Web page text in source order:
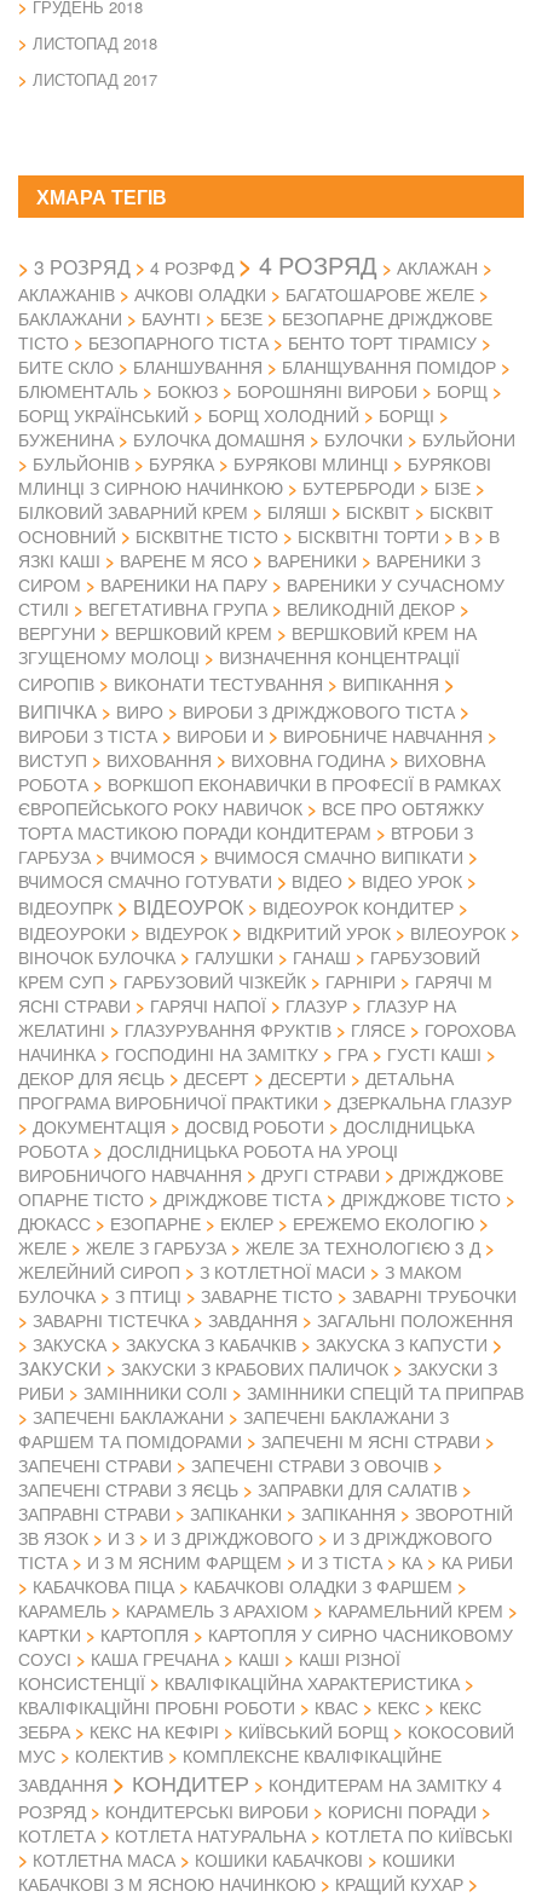
ГРУДЕНЬ 2018
ЛИСТОПАД 2018
ЛИСТОПАД 2017
ХМАРА ТЕГІВ
3 РОЗРЯД 4 РОЗРФД 4 РОЗРЯД
АКЛАЖАН
АКЛАЖАНІВ
АЧКОВІ ОЛАДКИ
БАГАТОШАРОВЕ ЖЕЛЕ
БАКЛАЖАНИ
БАУНТІ БЕЗЕ
БЕЗОПАРНЕ ДРІЖДЖОВЕ
ТІСТО
БЕЗОПАРНОГО ТІСТА
БЕНТО ТОРТ ТІРАМІСУ
БИТЕ СКЛО
БЛАНШУВАННЯ
БЛАНЩУВАННЯ ПОМІДОР
БЛЮМЕНТАЛЬ
БОКЮЗ БОРОШНЯНІ ВИРОБИ
БОРЩ
БОРЩ УКРАЇНСЬКИЙ
БОРЩ ХОЛОДНИЙ
БОРЩІ
БУЖЕНИНА
БУЛОЧКА ДОМАШНЯ БУЛОЧКИ
БУЛЬЙОНИ
БУЛЬЙОНІВ
БУРЯКА БУРЯКОВІ МЛИНЦІ
БУРЯКОВІ
МЛИНЦІ З СИРНОЮ НАЧИНКОЮ
БУТЕРБРОДИ
БІЗЕ
БІЛКОВИЙ ЗАВАРНИЙ КРЕМ
БІЛЯШІ БІСКВІТ
БІСКВІТ
ОСНОВНИЙ
БІСКВІТНЕ ТІСТО БІСКВІТНІ ТОРТИ В
В
ЯЗКІ КАШІ
ВАРЕНЕ М ЯСО ВАРЕНИКИ
ВАРЕНИКИ З
СИРОМ
ВАРЕНИКИ НА ПАРУ
ВАРЕНИКИ У СУЧАСНОМУ
СТИЛІ
ВЕГЕТАТИВНА ГРУПА
ВЕЛИКОДНІЙ ДЕКОР
ВЕРГУНИ
ВЕРШКОВИЙ КРЕМ
ВЕРШКОВИЙ КРЕМ НА
ЗГУЩЕНОМУ МОЛОЦІ
ВИЗНАЧЕННЯ КОНЦЕНТРАЦІЇ
СИРОПІВ
ВИКОНАТИ ТЕСТУВАННЯ ВИПІКАННЯ
ВИПІЧКА ВИРО
ВИРОБИ З ДРІЖДЖОВОГО ТІСТА
ВИРОБИ З ТІСТА
ВИРОБИ И
ВИРОБНИЧЕ НАВЧАННЯ
ВИСТУП
ВИХОВАННЯ ВИХОВНА ГОДИНА
ВИХОВНА
РОБОТА
ВОРКШОП ЕКОНАВИЧКИ В ПРОФЕСІЇ В РАМКАХ
ЄВРОПЕЙСЬКОГО РОКУ НАВИЧОК
ВСЕ ПРО ОБТЯЖКУ
ТОРТА МАСТИКОЮ ПОРАДИ КОНДИТЕРАМ
ВТРОБИ З
ГАРБУЗА
ВЧИМОСЯ
ВЧИМОСЯ СМАЧНО ВИПІКАТИ
ВЧИМОСЯ СМАЧНО ГОТУВАТИ
ВІДЕО
ВІДЕО УРОК
ВІДЕОУПРК
ВІДЕОУРОК
ВІДЕОУРОК КОНДИТЕР
ВІДЕОУРОКИ
ВІДЕУРОК ВІДКРИТИЙ УРОК
ВІЛЕОУРОК
ВІНОЧОК БУЛОЧКА
ГАЛУШКИ ГАНАШ
ГАРБУЗОВИЙ
КРЕМ СУП
ГАРБУЗОВИЙ ЧІЗКЕЙК ГАРНІРИ
ГАРЯЧІ М
ЯСНІ СТРАВИ
ГАРЯЧІ НАПОЇ ГЛАЗУР
ГЛАЗУР НА
ЖЕЛАТИНІ
ГЛАЗУРУВАННЯ ФРУКТІВ ГЛЯСЕ
ГОРОХОВА
НАЧИНКА
ГОСПОДИНІ НА ЗАМІТКУ ГРА
ГУСТІ КАШІ
ДЕКОР ДЛЯ ЯЄЦЬ
ДЕСЕРТ ДЕСЕРТИ
ДЕТАЛЬНА
ПРОГРАМА ВИРОБНИЧОЇ ПРАКТИКИ
ДЗЕРКАЛЬНА ГЛАЗУР
ДОКУМЕНТАЦІЯ
ДОСВІД РОБОТИ
ДОСЛІДНИЦЬКА
РОБОТА
ДОСЛІДНИЦЬКА РОБОТА НА УРОЦІ
ВИРОБНИЧОГО НАВЧАННЯ
ДРУГІ СТРАВИ
ДРІЖДЖОВЕ
ОПАРНЕ ТІСТО
ДРІЖДЖОВЕ ТІСТА
ДРІЖДЖОВЕ ТІСТО
ДЮКАСС
ЕЗОПАРНЕ ЕКЛЕР
ЕРЕЖЕМО ЕКОЛОГІЮ
ЖЕЛЕ
ЖЕЛЕ З ГАРБУЗА
ЖЕЛЕ ЗА ТЕХНОЛОГІЄЮ 3 Д
ЖЕЛЕЙНИЙ СИРОП
З КОТЛЕТНОЇ МАСИ
З МАКОМ
БУЛОЧКА
З ПТИЦІ ЗАВАРНЕ ТІСТО
ЗАВАРНІ ТРУБОЧКИ
ЗАВАРНІ ТІСТЕЧКА
ЗАВДАННЯ
ЗАГАЛЬНІ ПОЛОЖЕННЯ
ЗАКУСКА
ЗАКУСКА З КАБАЧКІВ ЗАКУСКА З КАПУСТИ
ЗАКУСКИ ЗАКУСКИ З КРАБОВИХ ПАЛИЧОК
ЗАКУСКИ З
РИБИ
ЗАМІННИКИ СОЛІ
ЗАМІННИКИ СПЕЦІЙ ТА ПРИПРАВ
ЗАПЕЧЕНІ БАКЛАЖАНИ
ЗАПЕЧЕНІ БАКЛАЖАНИ З
ФАРШЕМ ТА ПОМІДОРАМИ
ЗАПЕЧЕНІ М ЯСНІ СТРАВИ
ЗАПЕЧЕНІ СТРАВИ
ЗАПЕЧЕНІ СТРАВИ З ОВОЧІВ
ЗАПЕЧЕНІ СТРАВИ З ЯЄЦЬ
ЗАПРАВКИ ДЛЯ САЛАТІВ
ЗАПРАВНІ СТРАВИ
ЗАПІКАНКИ ЗАПІКАННЯ
ЗВОРОТНІЙ
ЗВ ЯЗОК
И З И З ДРІЖДЖОВОГО
И З ДРІЖДЖОВОГО
ТІСТА
И З М ЯСНИМ ФАРЩЕМ И З ТІСТА КА
КА РИБИ
КАБАЧКОВА ПІЦА
КАБАЧКОВІ ОЛАДКИ З ФАРШЕМ
КАРАМЕЛЬ
КАРАМЕЛЬ З АРАХІОМ
КАРАМЕЛЬНИЙ КРЕМ
КАРТКИ
КАРТОПЛЯ
КАРТОПЛЯ У СИРНО ЧАСНИКОВОМУ
СОУСІ
КАША ГРЕЧАНА КАШІ
КАШІ РІЗНОЇ
КОНСИСТЕНЦІЇ
КВАЛІФІКАЦІЙНА ХАРАКТЕРИСТИКА
КВАЛІФІКАЦІЙНІ ПРОБНІ РОБОТИ
КВАС КЕКС
КЕКС
ЗЕБРА
КЕКС НА КЕФІРІ КИЇВСЬКИЙ БОРЩ
КОКОСОВИЙ
МУС
КОЛЕКТИВ
КОМПЛЕКСНЕ КВАЛІФІКАЦІЙНЕ
ЗАВДАННЯ
КОНДИТЕР
КОНДИТЕРАМ НА ЗАМІТКУ 4
РОЗРЯД
КОНДИТЕРСЬКІ ВИРОБИ
КОРИСНІ ПОРАДИ
КОТЛЕТА
КОТЛЕТА НАТУРАЛЬНА
КОТЛЕТА ПО КИЇВСЬКІ
КОТЛЕТНА МАСА
КОШИКИ КАБАЧКОВІ
КОШИКИ
КАБАЧКОВІ З М ЯСНОЮ НАЧИНКОЮ
КРАЩИЙ КУХАР